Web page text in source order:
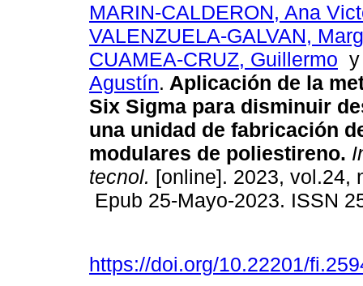
MARIN-CALDERON, Ana
VALENZUELA-GALVAN,
CUAMEA-CRUZ, Guillermo
Agustín. Aplicación de la
Six Sigma para disminuir
una unidad de fabricación
modulares de poliestireno.
tecnol. [online]. 2023, vol.24,
Epub 25-Mayo-2023. ISSN
https://doi.org/10.22201/